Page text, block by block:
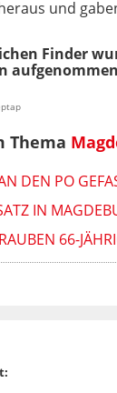
und
Finder
Thema
DEN PO
IN
66-